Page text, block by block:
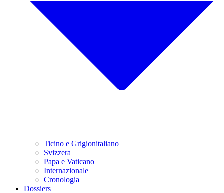
Ticino e Grigionitaliano
Svizzera
Papa e Vaticano
Internazionale
Cronologia
Dossiers